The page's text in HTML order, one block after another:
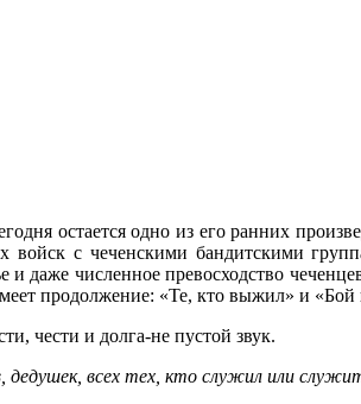
остается одно из его ранних
войск с чеченскими бандитскими
даже численное превосходство
продолжение: «Те, кто выжил» и «Бой
чести и долга-не пустой звук.
всех тех, кто служил или